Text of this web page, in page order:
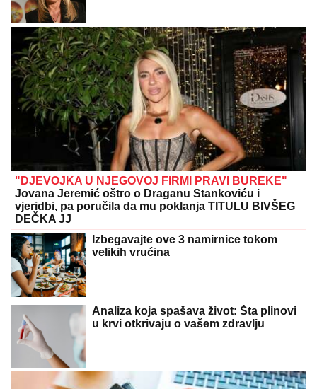
"DJEVOJKA U NJEGOVOJ FIRMI PRAVI BUREKE"
Jovana Jeremić oštro o Draganu Stankoviću i
vjeridbi, pa poručila da mu poklanja TITULU BIVŠEG
DEČKA JJ
Izbegavajte ove 3 namirnice tokom
velikih vrućina
Analiza koja spašava život: Šta plinovi
u krvi otkrivaju o vašem zdravlju